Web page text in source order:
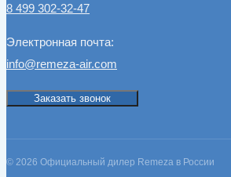
8 499 302-32-47
Электронная почта:
info@remeza-air.com
Заказать звонок
© 2026 Официальный дилер Remeza в России